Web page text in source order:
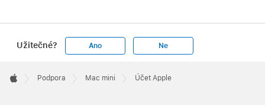
Užitečné? Ano Ne
Footer

Podpora Mac mini Účet Apple